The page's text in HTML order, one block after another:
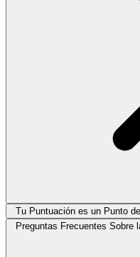
Tu Puntuación es un Punto
Preguntas Frecuentes Sobre